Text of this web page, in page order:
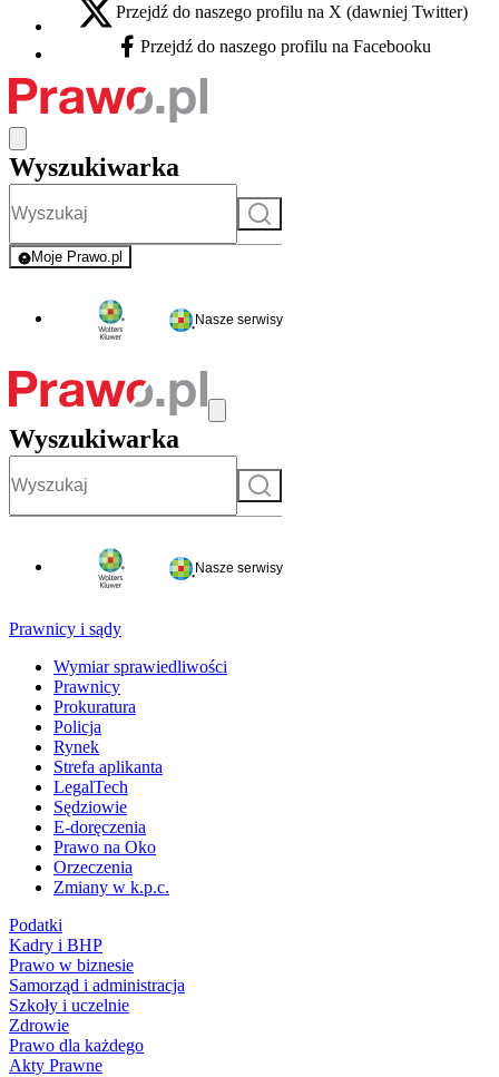
X - otwiera się w nowej karcie
Przejdź do naszego profilu na X (dawniej Twitter)
Facebook - otwiera się w nowej karcie
Przejdź do naszego profilu na Facebooku
Wyszukiwarka
Szukaj
Moje Prawo.pl
- rejestracja i logowanie do serwisu
Nasze serwisy
Wyszukiwarka
Szukaj
Nasze serwisy
Prawnicy i sądy
Wymiar sprawiedliwości
Prawnicy
Prokuratura
Policja
Rynek
Strefa aplikanta
LegalTech
Sędziowie
E-doręczenia
Prawo na Oko
Orzeczenia
Zmiany w k.p.c.
Podatki
Kadry i BHP
Prawo w biznesie
Samorząd i administracja
Szkoły i uczelnie
Zdrowie
Prawo dla każdego
Akty Prawne